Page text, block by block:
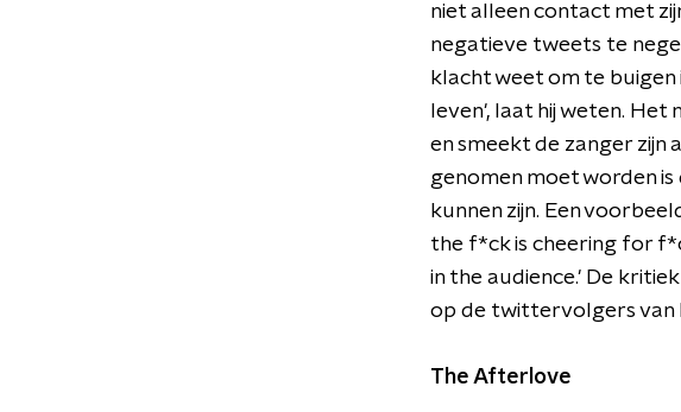
niet alleen contact met
negatieve tweets te
klacht weet om te
leven', laat hij weten. Het
en smeekt de zanger zijn
genomen moet worden
kunnen zijn. Een
the f*ck is cheering for
in the audience.' De
op de twittervolgers van
The Afterlove